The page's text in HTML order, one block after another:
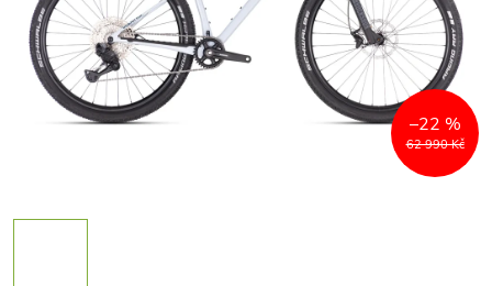
62 990 Kč
–22 %